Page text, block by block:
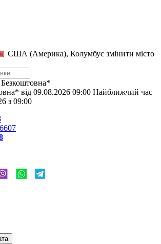
США (Америка), Колумбус змінити місто
Безкоштовна*
від 09.08.2026 09:00 Найближчий час
з 09:00